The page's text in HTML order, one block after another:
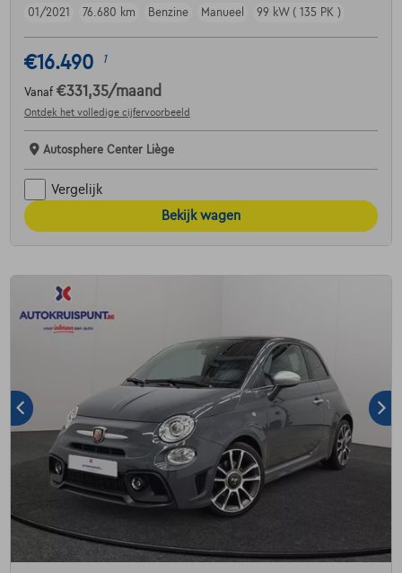
01/2021
76.680 km Benzine Manueel 99 kW ( 135 PK )
€16.490 1
Vanaf €331,35/maand
Ontdek het volledige cijfervoorbeeld
Autosphere Center Liège
Vergelijk
Bekijk wagen